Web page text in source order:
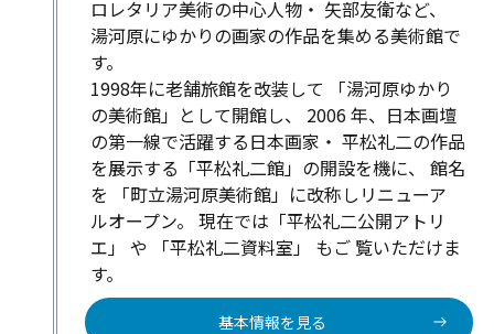
ロレタリア美術の中心人物・ 矢部友衛など、
湯河原にゆかりの画家の作品を集める美術館で
す。
1998年に老舗旅館を改装して 「湯河原ゆかり
の美術館」として開館し、 2006 年、日本画壇
の第一線で活躍する日本画家・ 平松礼二の作品
を展示する「平松礼二館」の開設を機に、 館名
を 「町立湯河原美術館」に改称しリニューア
ルオープン。 現在では「平松礼二公開アトリ
エ」 や 「平松礼二資料室」 もご 覧いただけま
す。
基本情報を見る